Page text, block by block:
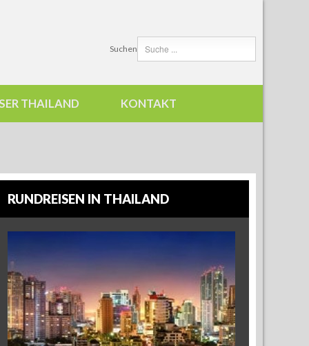
Suchen
THAILAND KONTAKT
RUNDREISEN IN THAILAND